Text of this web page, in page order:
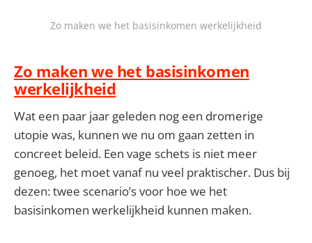
Zo maken we het basisinkomen werkelijkheid
Zo maken we het basisinkomen
werkelijkheid
Wat een paar jaar geleden nog een dromerige
utopie was, kunnen we nu om gaan zetten in
concreet beleid. Een vage schets is niet meer
genoeg, het moet vanaf nu veel praktischer. Dus bij
dezen: twee scenario’s voor hoe we het
basisinkomen werkelijkheid kunnen maken.